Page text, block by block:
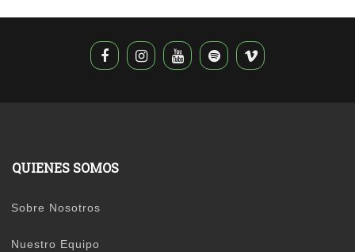
QUIENES SOMOS
Sobre Nosotros
Nuestro Equipo